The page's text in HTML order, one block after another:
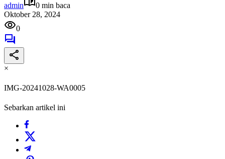
admin
0 min baca
Oktober 28, 2024
0
×
IMG-20241028-WA0005
Sebarkan artikel ini